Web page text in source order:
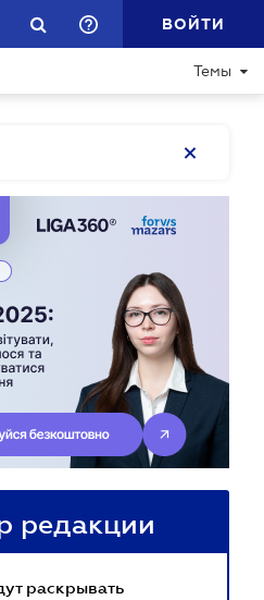
ВОЙТИ
Темы
редакции
раскрывать